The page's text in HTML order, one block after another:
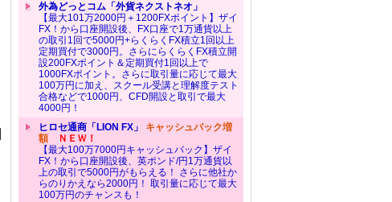
外為どっとコム「外貨ネクストネオ」
【最大101万2000円＋1200FXポイント】ザイ
FX！から口座開設後、FX口座で1万通貨以上
の取引1回で5000円+らくらくFX積立1回以上
定期買付で3000円。さらにらくらくFX積立開
設200FXポイント＆定期買付1回以上で
1000FXポイント。さらに取引量に応じて最大
100万円に加え、スクール受講と理解度テスト
合格などで1000円、CFD開設と取引で最大
4000円！
ヒロセ通商「LION FX」 キャッシュバック増
額ＮＥＷ！
【最大100万7000円キャッシュバック】ザイ
FX！から口座開設後、英ポンド/円1万通貨以
上の取引で5000円がもらえる！ さらに他社か
らのりかえなら2000円！ 取引量に応じて最大
100万円のチャンスも！